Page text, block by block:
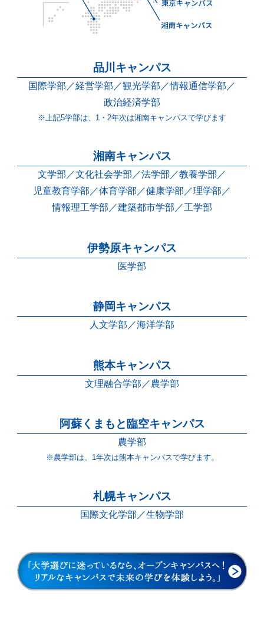
品川キャンパス
国際学部 経営学部 観光学部
情報通信学部
政治経済学部
※上記5学部は、1・2年次は湘南キャンパスで学びます
湘南キャンパス
文学部 文化社会学部 法学部
教養学部
児童教育学部
体育学部 健康学部
理学部
情報理工学部
建築都市学部 工学部
伊勢原キャンパス
医学部
静岡キャンパス
人文学部 海洋学部
熊本キャンパス
文理融合学部 農学部
阿蘇くまもと臨空キャンパス
農学部
※農学部は、1年次は熊本キャンパスで学びます。
札幌キャンパス
国際文化学部 生物学部